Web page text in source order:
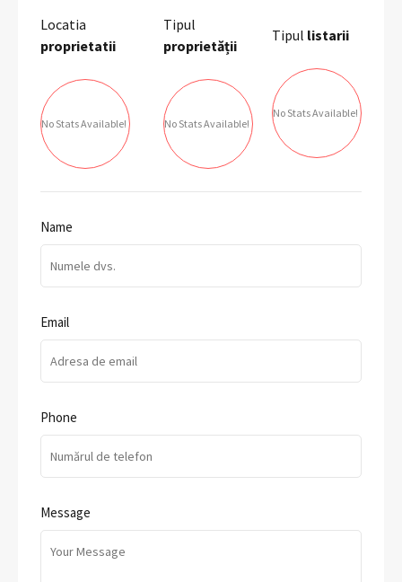
Locatia
proprietatii
No Stats Available!
Tipul
proprietății
No Stats Available!
Tipul listarii
No Stats Available!
Name
Email
Phone
Message